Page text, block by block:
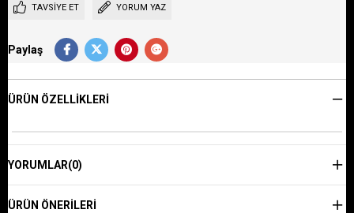
TAVSIYE ET YORUM YAZ
Paylaş
ÜRÜN ÖZELLIKLERI
YORUMLAR(0)
ÜRÜN ÖNERILERI